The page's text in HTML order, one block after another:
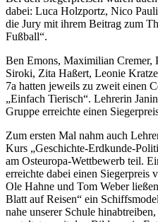
dabei: Luca Holzportz, Nico
die Jury mit ihrem Beitrag zum
Fußball“.
Ben Emons, Maximilian Cremer,
Siroki, Zita Haßert, Leonie
7a hatten jeweils zu zweit einen
„Einfach Tierisch“. Lehrerin
Gruppe erreichte einen
Zum ersten Mal nahm auch
Kurs „Geschichte-Erdkunde-
am Osteuropa-Wettbewerb teil.
erreichte dabei einen Siegerpreis
Ole Hahne und Tom Weber
Blatt auf Reisen“ ein
nahe unserer Schule